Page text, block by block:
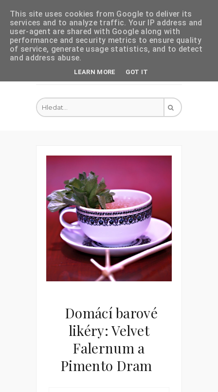
Domácí barové
likéry: Velvet
Falernum a
Pimento Dram
This site uses cookies from Google to deliver its
services and to analyze traffic. Your IP address and
user-agent are shared with Google along with
performance and security metrics to ensure quality
of service, generate usage statistics, and to detect
and address abuse.
LEARN MORE GOT IT